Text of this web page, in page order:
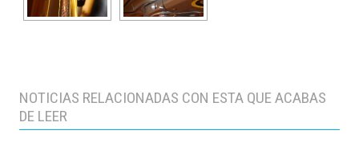
NOTICIAS RELACIONADAS CON ESTA QUE ACABAS
DE LEER